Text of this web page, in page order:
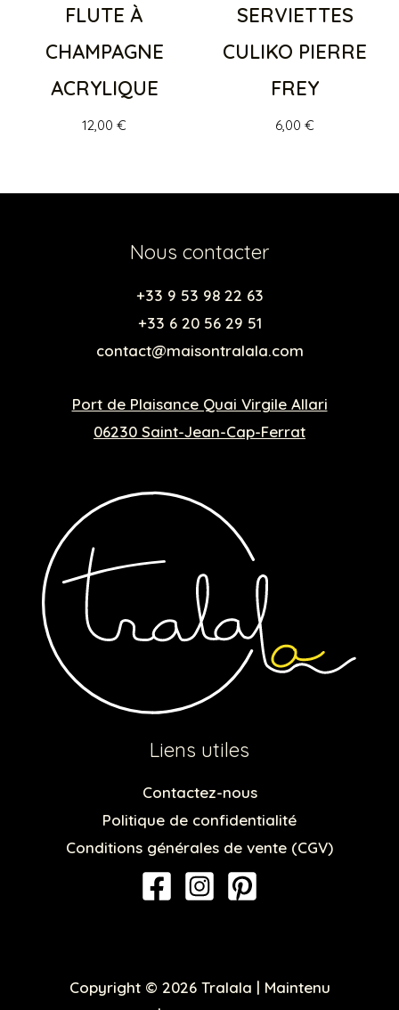
FLUTE À
CHAMPAGNE
ACRYLIQUE
12,00 €
SERVIETTES
CULIKO PIERRE
FREY
6,00 €
Nous contacter
+33 9 53 98 22 63
+33 6 20 56 29 51
contact@maisontralala.com
Port de Plaisance Quai Virgile Allari
06230 Saint-Jean-Cap-Ferrat
Liens utiles
Contactez-nous
Politique de confidentialité
Conditions générales de vente (CGV)
Copyright © 2026 Tralala | Maintenu